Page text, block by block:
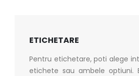
ETICHETARE
Pentru etichetare, poti alege
etichete sau ambele optiuni.